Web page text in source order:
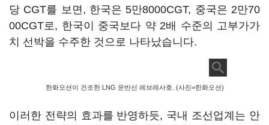
당 CGT를 보면, 한국은 5만8000CGT, 중국은 2만70
00CGT로, 한국이 중국보다 약 2배 수준의 고부가가
치 선박을 수주한 것으로 나타났습니다.
한화오션이 건조한 LNG 운반선 레브레사호. (사진=한화오션)
이러한 전략의 효과를 반영하듯, 국내 조선업계는 안